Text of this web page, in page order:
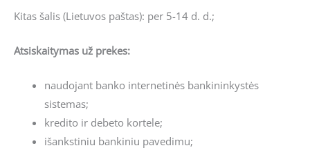
Kitas šalis (Lietuvos paštas): per 5-14 d. d.;
Atsiskaitymas už prekes:
naudojant banko internetinės bankininkystės
sistemas;
kredito ir debeto kortele;
išankstiniu bankiniu pavedimu;